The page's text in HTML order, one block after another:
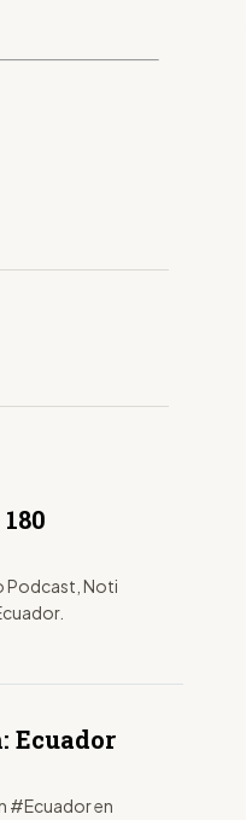
Podcast, Noti
Ecuador
#Ecuador en